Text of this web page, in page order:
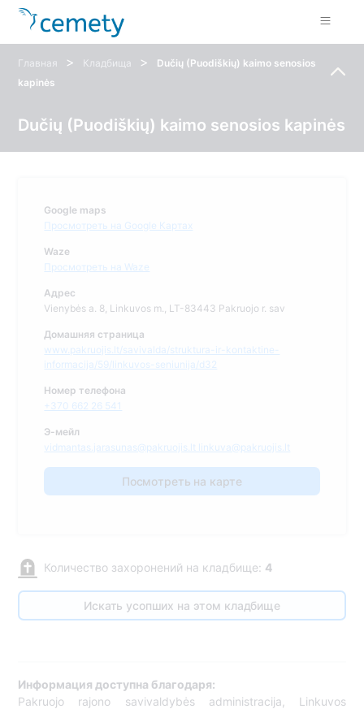
Главная > Кладбища >
Dučių (Puodiškių) kaimo senosios
kapinės
Dučių (Puodiškių) kaimo senosios kapinės
Google maps
Просмотреть на Google Картах
Waze
Просмотреть на Waze
Адрес
Vienybės a. 8, Linkuvos m., LT-83443 Pakruojo r. sav
Домашняя страница
www.pakruojis.lt/savivalda/struktura-ir-kontaktine-
informacija/59/linkuvos-seniunija/d32
Номер телефона
+370 662 26 541
Э-мейл
vidmantas.jarasunas@pakruojis.lt linkuva@pakruojis.lt
Посмотреть на карте
Количество захоронений на кладбище: 4
Искать усопших на этом кладбище
Информация доступна благодаря:
Pakruojo rajono savivaldybės administracija, Linkuvos